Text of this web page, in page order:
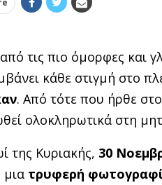
τις πιο όμορφες και
κάθε στιγμή στο
. Από τότε που ήρθε
ολοκληρωτικά στη
της Κυριακής, 30
μια τρυφερή